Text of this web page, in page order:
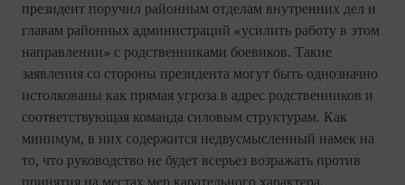
президент поручил районным отделам внутренних дел и
главам районных администраций «усилить работу в этом
направлении» с родственниками боевиков. Такие
заявления со стороны президента могут быть однозначно
истолкованы как прямая угроза в адрес родственников и
соответствующая команда силовым структурам. Как
минимум, в них содержится недвусмысленный намек на
то, что руководство не будет всерьез возражать против